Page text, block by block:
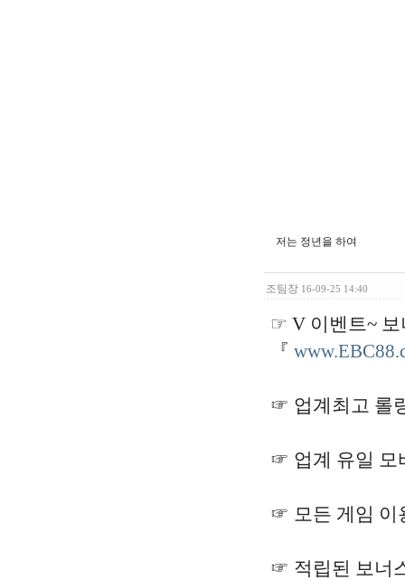
저는 정년을 하여
조팀장 16-09-25 14:40
☞ V 이벤트~
『
☞ 업계최고 롤
☞ 업계 유일 모
☞ 모든 게임 이
☞ 적립된 보너